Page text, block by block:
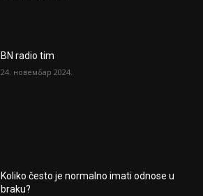
BN radio tim
24. новембар 2024.
Koliko često je normalno imati odnose u
braku?